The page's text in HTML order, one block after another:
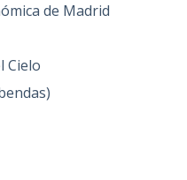
de Madrid
Cielo